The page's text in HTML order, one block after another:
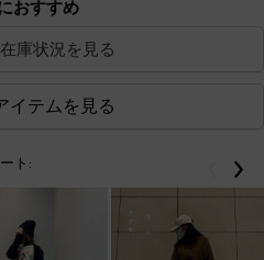
おすすめ
庫状況を見る
イテムを見る
ト: 戻る